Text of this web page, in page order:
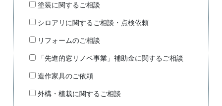
塗装に関するご相談
シロアリに関するご相談・点検依頼
リフォームのご相談
「先進的窓リノベ事業」補助金に関するご相談
造作家具のご依頼
外構・植栽に関するご相談